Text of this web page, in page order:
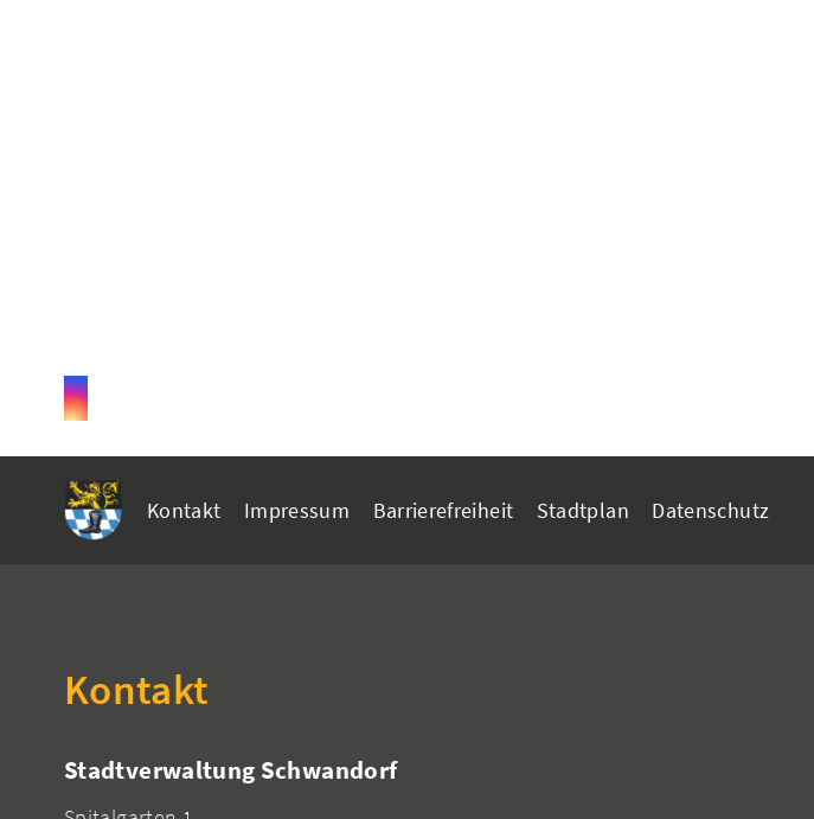
Kontakt Impressum Barrierefreiheit Stadtplan Datenschutz
Kontakt
Stadtverwaltung Schwandorf